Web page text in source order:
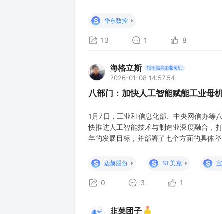
资逻辑: 若日本机床及核心部件对华供给
案，从
S 华东数控
13 1 8
海格立斯 绝不追高的老司机
2026-01-08 14:57:54
八部门：加快人工智能赋能工业母
1月7日，工业和信息化部、中央网信办等
快推进人工智能技术与制造业深度融合，
年的发展目标，并部署了七个方面的具体
主决策、分析和执行等能力。加快发展手
用推广。推动人工智能
S 迈赫股份 S ST美克 S
0 3 1
韭菜团子